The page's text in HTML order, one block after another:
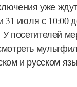
уже
31 июля с 10:00
У посетителей
и русском